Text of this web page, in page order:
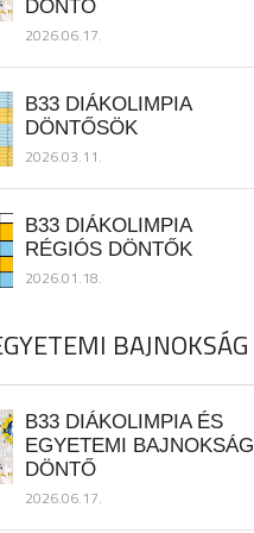
DÖNTŐ
2026.06.17.
B33 DIÁKOLIMPIA
DÖNTŐSÖK
2026.03.11.
B33 DIÁKOLIMPIA
RÉGIÓS DÖNTŐK
2026.01.18.
BAJNOKSÁG
B33 DIÁKOLIMPIA ÉS
EGYETEMI BAJNOKSÁG
DÖNTŐ
2026.06.17.